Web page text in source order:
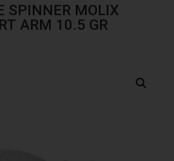
SPINNER MOLIX
ARM 10.5 GR